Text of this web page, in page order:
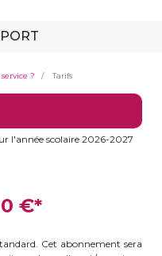
:
? Tarifs
l'année scolaire 2026-2027
€*
Cet abonnement sera